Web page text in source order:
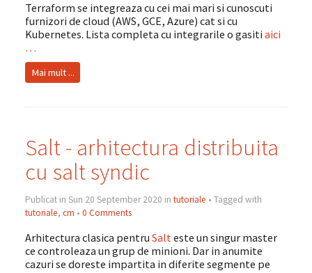
Terraform se integreaza cu cei mai mari si cunoscuti
furnizori de cloud (AWS, GCE, Azure) cat si cu
Kubernetes. Lista completa cu integrarile o gasitiaici
…
Mai mult ...
Salt - arhitectura distribuita
cu salt syndic
Publicat in Sun 20 September 2020 in tutoriale • Tagged with
tutoriale, cm • 0 Comments
Arhitectura clasica pentru Salt este un singur master
ce controleaza un grup de minioni. Dar in anumite
cazuri se doreste impartita in diferite segmente pe